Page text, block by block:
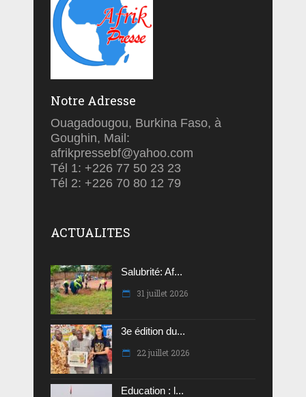
Notre Adresse
Ouagadougou, Burkina Faso, à
Goughin, Mail:
afrikpressebf@yahoo.com
Tél 1: +226 77 50 23 23
Tél 2: +226 70 80 12 79
ACTUALITES
Salubrité: Af...
31 juillet 2026
3e édition du...
22 juillet 2026
Education : l...